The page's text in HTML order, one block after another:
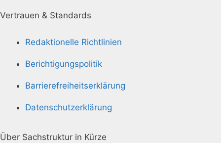
Vertrauen & Standards
Redaktionelle Richtlinien
Berichtigungspolitik
Barrierefreiheitserklärung
Datenschutzerklärung
Über Sachstruktur in Kürze